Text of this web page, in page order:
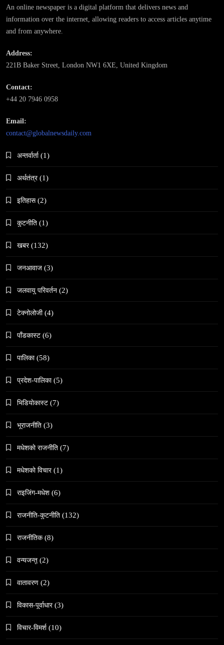
मुस्लिम प्रेमीसँग विवाह
February 22, 2026
नेपालमा गोरखकाली पूजाको विशेष महत्व
संस्कृति
हुम्लामा चैतलो पर्वको रौनक, सांस्कृतिक कार्यक्रम सम्पन्न
काठमाडौँमा चिरोत्थानसँगै होली पर्व शुभारम्भ
February 22, 2026
An online newspaper is a digital platform that delivers news and
information over the internet, allowing readers to access articles anytime
and from anywhere.
Address:
221B Baker Street, London NW1 6XE, United Kingdom
Contact:
+44 20 7946 0958
Email:
contact@globalnewsdaily.com
अन्तर्वार्ता (1)
अर्थतंत्र (1)
इतिहास (2)
कुटनीति (1)
खबर (132)
जनआवाज (3)
जलवायु परिवर्तन (2)
टेक्नोलोजी (4)
पाँडकास्ट (6)
पालिका (58)
प्रदेश-पालिका (5)
भिडियाेकास्ट (7)
भूराजनीति (3)
मधेशकाे राजनीति (7)
मधेशकाे विचार (1)
राइजिंग-मधेश (6)
राजनीति-कुटनीति (132)
राजनीतिक (8)
वन्यजन्तु (2)
वातावरण (2)
विकास-पूर्वाधार (3)
विचार-विमर्श (10)